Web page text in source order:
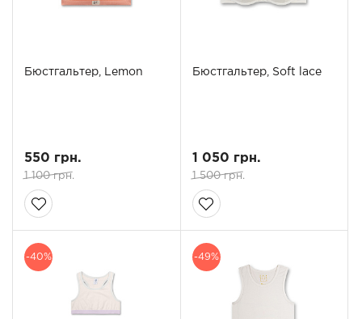
Бюстгальтер, Lemon
550 грн.
1 100 грн.
Бюстгальтер, Soft lace
1 050 грн.
1 500 грн.
-40% -49%